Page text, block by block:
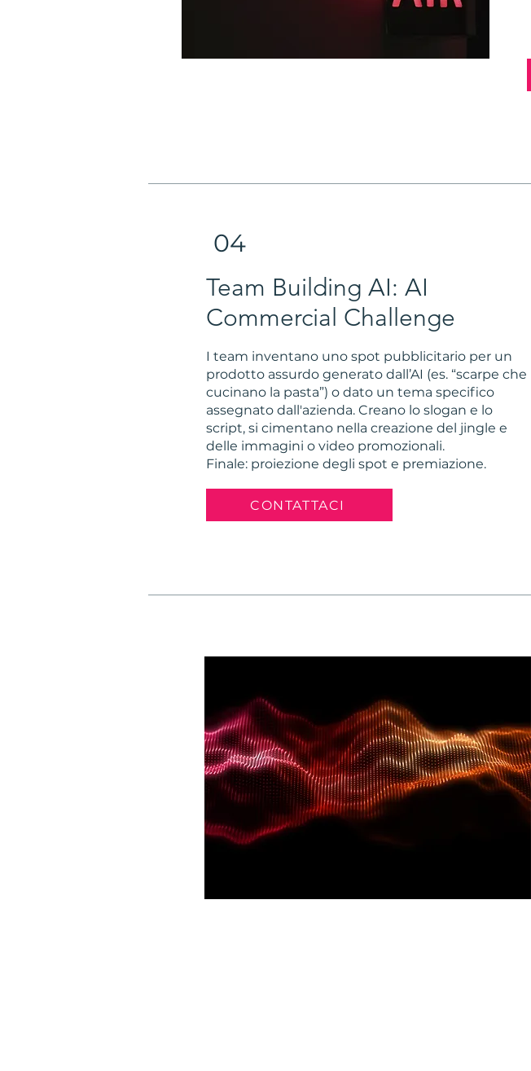
04
Team Building AI: AI
Commercial Challenge
I team inventano uno spot pubblicitario per un
prodotto assurdo generato dall’AI (es. “scarpe che
cucinano la pasta”) o dato un tema specifico
assegnato dall'azienda. Creano lo slogan e lo
script, si cimentano nella creazione del jingle e
delle immagini o video promozionali.
Finale: proiezione degli spot e premiazione.
CONTATTACI